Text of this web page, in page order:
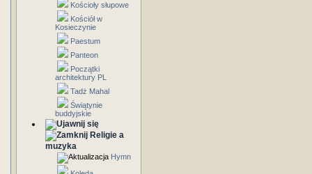
Kościoły słupowe
Kościół w
Kosieczynie
Paestum
Panteon
Początki
architektury PL
Tadż Mahal
Świątynie
buddyjskie
Religie a
muzyka
Hymn